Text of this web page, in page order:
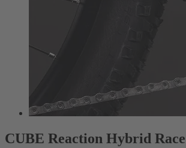
CUBE Reaction Hybrid Race